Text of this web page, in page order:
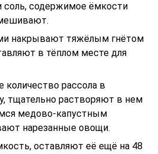
соль, содержимое ёмкости
накрывают тяжёлым гнётом
в тёплом месте для
количество рассола в
тщательно растворяют в нем
медово-капустным
нарезанные овощи.
оставляют её ещё на 48